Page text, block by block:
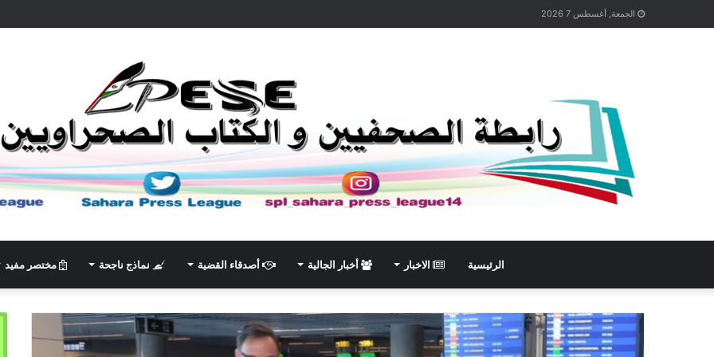
الجمعة, أغسطس 7 2026
الرئيسية الاخبار أخبار الجالية أصدقاء القضية نماذج ناجحة مختصر مفيد